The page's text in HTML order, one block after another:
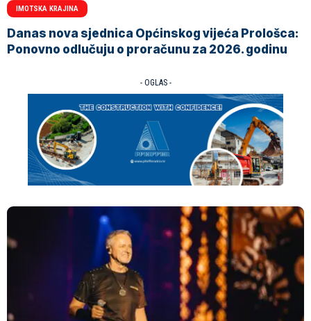
IMOTSKA KRAJINA
Danas nova sjednica Općinskog vijeća Prološca:
Ponovno odlučuju o proračunu za 2026. godinu
- OGLAS -